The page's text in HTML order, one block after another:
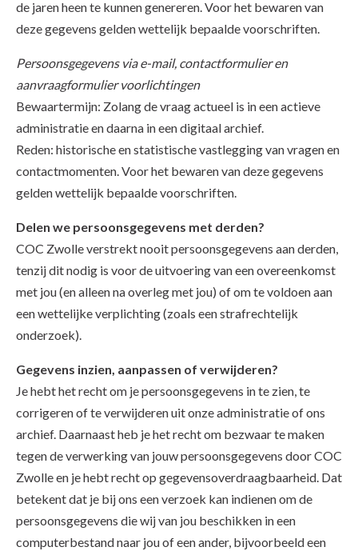
de jaren heen te kunnen genereren. Voor het bewaren van
deze gegevens gelden wettelijk bepaalde voorschriften.
Persoonsgegevens via e-mail, contactformulier en
aanvraagformulier voorlichtingen
Bewaartermijn: Zolang de vraag actueel is in een actieve
administratie en daarna in een digitaal archief.
Reden: historische en statistische vastlegging van vragen en
contactmomenten.Voor het bewaren van deze gegevens
gelden wettelijk bepaalde voorschriften.
Delen we persoonsgegevens met derden?
COC Zwolle verstrekt nooit persoonsgegevens aan derden,
tenzij dit nodig is voor de uitvoering van een overeenkomst
met jou (en alleen na overleg met jou) of om te voldoen aan
een wettelijke verplichting (zoals een strafrechtelijk
onderzoek).
Gegevens inzien, aanpassen of verwijderen?
Je hebt het recht om je persoonsgegevens in te zien, te
corrigeren of te verwijderen uit onze administratie of ons
archief. Daarnaast heb je het recht om bezwaar te maken
tegen de verwerking van jouw persoonsgegevens door COC
Zwolle en je hebt recht op gegevensoverdraagbaarheid. Dat
betekent dat je bij ons een verzoek kan indienen om de
persoonsgegevens die wij van jou beschikken in een
computerbestand naar jou of een ander, bijvoorbeeld een